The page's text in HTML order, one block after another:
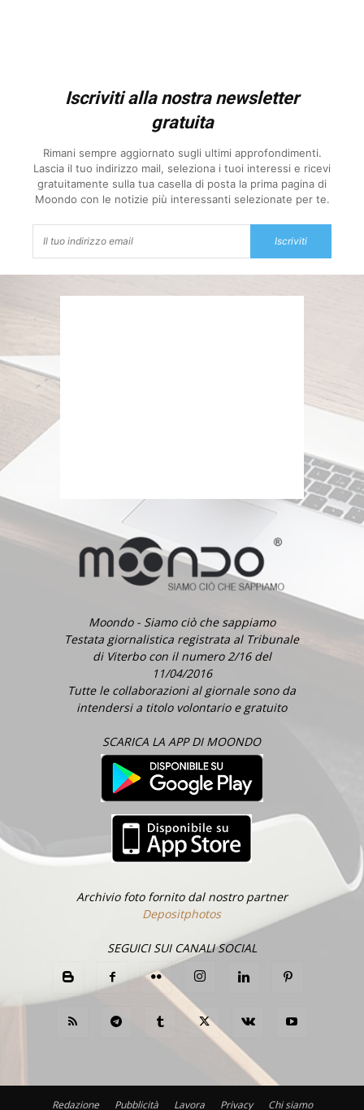
Iscriviti alla nostra newsletter
gratuita
Rimani sempre aggiornato sugli ultimi approfondimenti.
Lascia il tuo indirizzo mail, seleziona i tuoi interessi e ricevi
gratuitamente sulla tua casella di posta la prima pagina di
Moondo con le notizie più interessanti selezionate per te.
Iscriviti
Moondo - Siamo ciò che sappiamo
Testata giornalistica registrata al Tribunale
di Viterbo con il numero 2/16 del
11/04/2016
Tutte le collaborazioni al giornale sono da
intendersi a titolo volontario e gratuito
SCARICA LA APP DI MOONDO
Archivio foto fornito dal nostro partner
Depositphotos
SEGUICI SUI CANALI SOCIAL
Redazione Pubblicità Lavora Privacy Chi siamo